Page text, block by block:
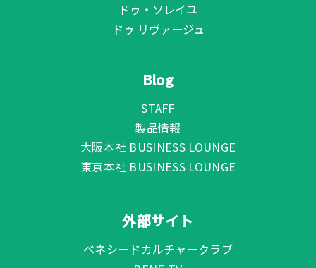
ドゥ・ソレイユ
ドゥ リヴァージュ
Blog
STAFF
製品情報
大阪本社 BUSINESS LOUNGE
東京本社 BUSINESS LOUNGE
外部サイト
ベネシードカルチャークラブ